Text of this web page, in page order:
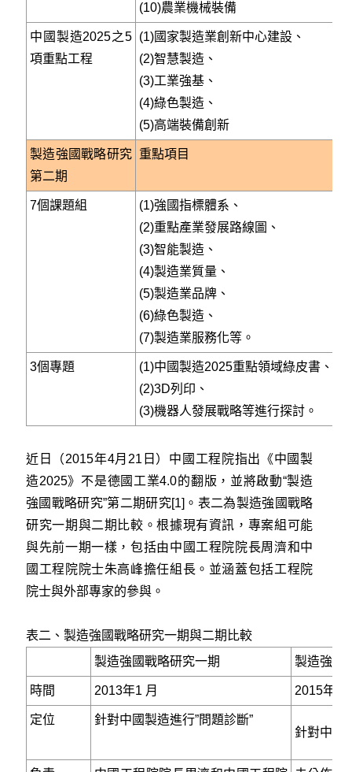
(10)農業機械裝備
中國製造2025之5
項重點工程
(1)國家製造業創新中心建設、
(2)智慧製造、
(3)工業強基、
(4)綠色製造、
(5)高端裝備創新
製造強國戰略研究
第二期
重點項目
7個課題組
(1)強國指標體系、
(2)重點產業發展路線圖、
(3)智能製造、
(4)製造業質量、
(5)製造業品牌、
(6)綠色製造、
(7)製造業服務化等。
3個專題
(1)中國製造2025重點領域綠皮書、
(2)3D列印、
(3)機器人發展戰略等進行探討。
近日（2015年4月21日）中國工程院指出《中國製
造2025》不是德國工業4.0的翻版，並將啟動“製造
強國戰略研究”第二期研究[1]。表二為製造強國戰略
研究一期與二期比較。根據現有資訊，專案組可能
與先前一期一樣，包括由中國工程院院長周濟和中
國工程院院士朱高峰擔任組長。並涵蓋包括工程院
院士與外部專家的參與。
表二、製造強國戰略研究一期與二期比較
製造強國戰略研究一期
製造強國
時間 2013年1 月 2015年4
定位
針對中國製造進行”問題診斷”
針對中國